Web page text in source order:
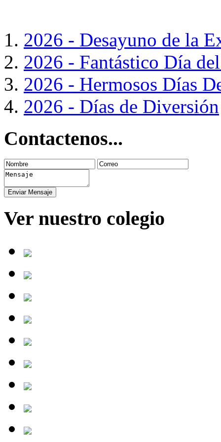
2026 - Desayuno de la
2026 - Fantástico Día
2026 - Hermosos Días
2026 - Días de Diversión
Contactenos...
Ver nuestro colegio